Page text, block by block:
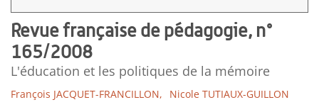
Revue française de pédagogie, n°
165/2008
L'éducation et les politiques de la mémoire
François JACQUET-FRANCILLON, Nicole TUTIAUX-GUILLON